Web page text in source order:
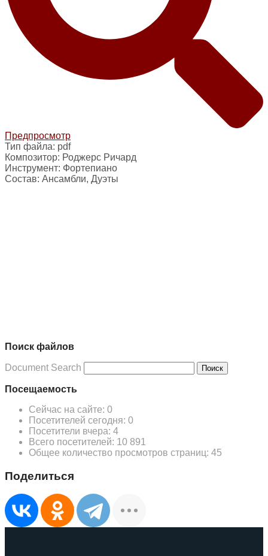
Предпросмотр
Тип файла: pdf
Композитор: Роджерс Ричард
Инструмент: Фортепиано
Состав: Ансамбли, Дуэты
Поиск файлов
Document Search Поиск
Посещаемость
Сейчас на сайте: 0
Посетителей сегодня: 0
Посетители вчера: 4
Всего посетителей: 10 891
Общее количество просмотров страниц: 45
Поделиться